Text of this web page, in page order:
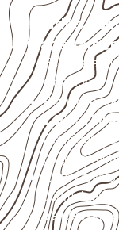
Cuidados
Escolha a
montagem e
Planeje o
1,60 × 2,50 m
Considere
qualquer
Evite
acumulada
Valide com